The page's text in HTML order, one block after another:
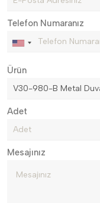
Telefon Numaranız
Ürün
Adet
Mesajınız